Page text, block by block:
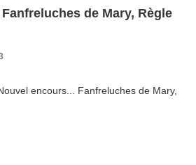
de Mary, Règle